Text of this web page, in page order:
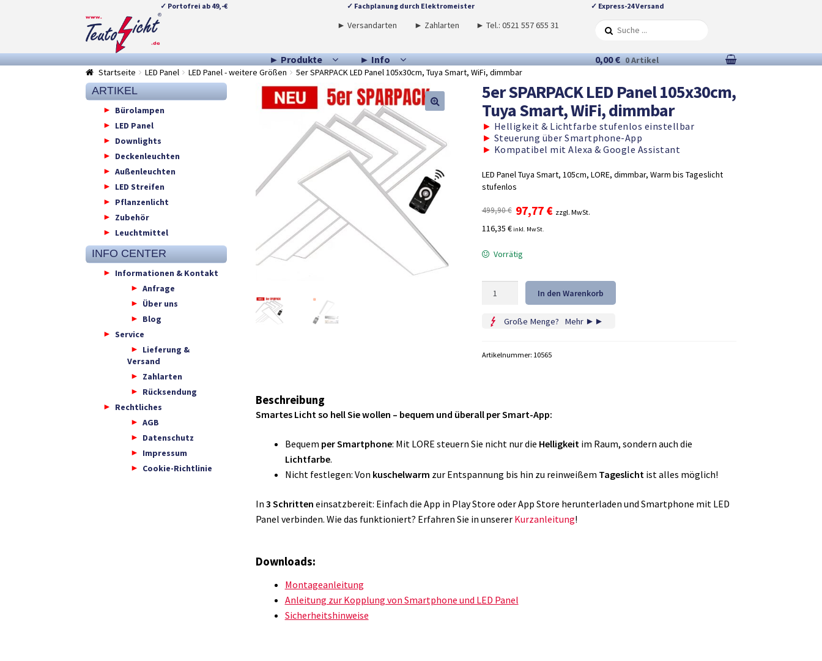
✓ Portofrei ab 49,-€ ✓ Fachplanung durch Elektromeister ✓ Express-24 Versand
Zur
Navigation
springen
Springe
zum
► Versandarten ► Zahlarten ► Tel.: 0521 557 655 31
► Produkte ► Info 0,00 € 0 Artikel
Startseite
LED Panel LED Panel - weitere Größen 5er SPARPACK LED Panel 105x30cm, Tuya Smart, WiFi, dimmbar
5er SPARPACK LED Panel 105x30cm,
Tuya Smart, WiFi, dimmbar
► Helligkeit & Lichtfarbe stufenlos einstellbar
► Steuerung über Smartphone-App
► Kompatibel mit Alexa & Google Assistant
LED Panel Tuya Smart, 105cm, LORE, dimmbar, Warm bis Tageslicht
stufenlos
499,90€ Ursprünglicher
Preis
war:
97,77 €Aktueller
zzgl. MwSt.
116,35 €inkl. MwSt.
Vorrätig
SPARPACK
Panel
Smart,
In den Warenkorb
Große Menge? Mehr ►►
Artikelnummer: 10565
Beschreibung
Smartes Licht so hell Sie wollen – bequem und überall per Smart-App:
Bequem per Smartphone: Mit LORE steuern Sie nicht nur die Helligkeit im Raum, sondern auch die
Lichtfarbe.
Nicht festlegen: Von kuschelwarm zur Entspannung bis hin zu reinweißem Tageslicht ist alles möglich!
In 3 Schritten einsatzbereit: Einfach die App in Play Store oder App Store herunterladen und Smartphone mit LED
Panel verbinden. Wie das funktioniert? Erfahren Sie in unserer Kurzanleitung!
Downloads:
Montageanleitung
Anleitung zur Kopplung von Smartphone und LED Panel
Sicherheitshinweise
ARTIKEL
Bürolampen
LED Panel
Downlights
Deckenleuchten
Außenleuchten
LED Streifen
Pflanzenlicht
Zubehör
Leuchtmittel
INFO CENTER
Informationen & Kontakt
Anfrage
Über uns
Blog
Service
Lieferung &
Versand
Zahlarten
Rücksendung
Rechtliches
AGB
Datenschutz
Impressum
Cookie-Richtlinie